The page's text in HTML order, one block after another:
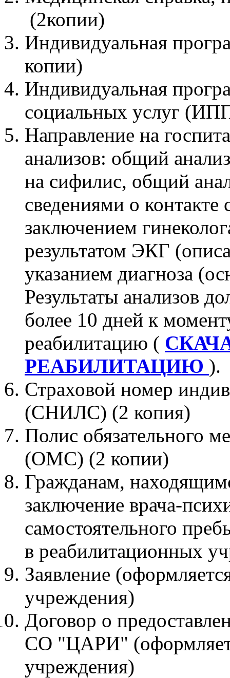
(2копии)
Индивидуальная
копии)
Индивидуальная
социальных услуг
Направление на
анализов: общий
на сифилис, общий
сведениями о
заключением
результатом ЭКГ
указанием диагноза
Результаты анализов
более 10 дней к
реабилитацию (
РЕАБИЛИТАЦИЮ ).
Страховой номер
(СНИЛС) (2 копия)
Полис обязательного
(ОМС) (2 копии)
Гражданам,
заключение врача-
самостоятельного
в реабилитационных
Заявление
учреждения)
Договор о
СО "ЦАРИ"
учреждения)